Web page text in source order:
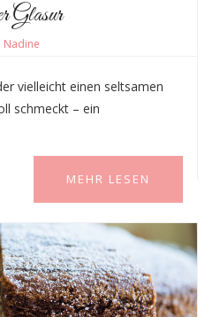
Glasur
Nadine
vielleicht einen seltsamen
schmeckt – ein
MEHR LESEN